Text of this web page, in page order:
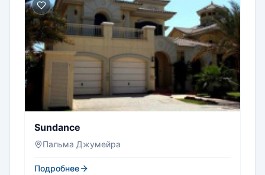
Sundance
Пальма Джумейра
Подробнее